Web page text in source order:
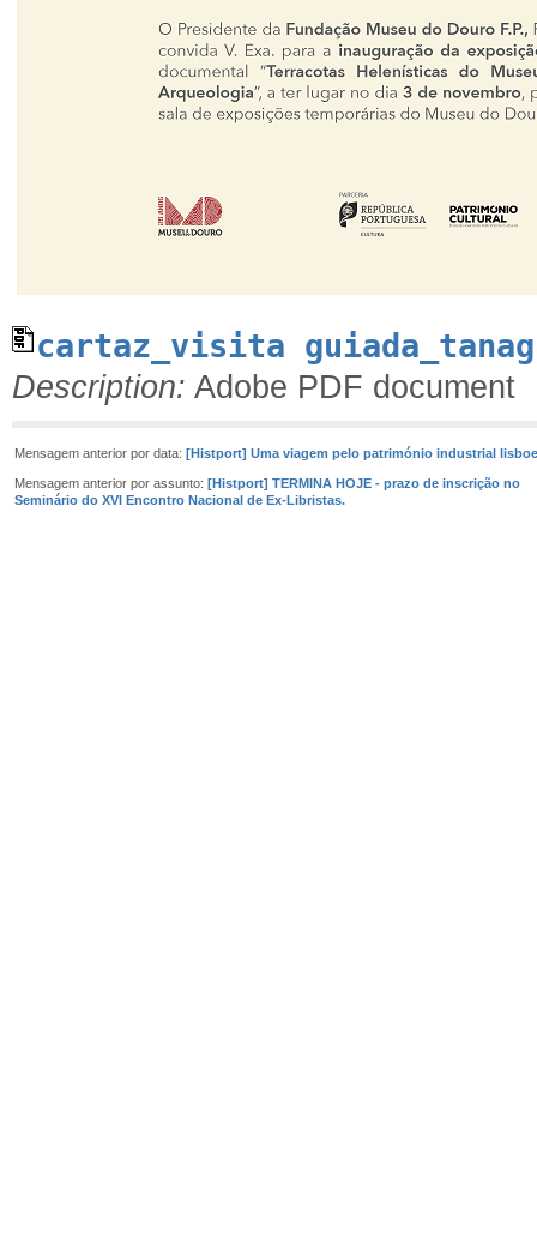
cartaz_visita
Description: Adobe PDF document
Mensagem anterior por data: [Histport] Uma viagem pelo património industrial
Mensagem anterior por assunto: [Histport] TERMINA HOJE - prazo de inscrição no
Seminário do XVI Encontro Nacional de Ex-Libristas.